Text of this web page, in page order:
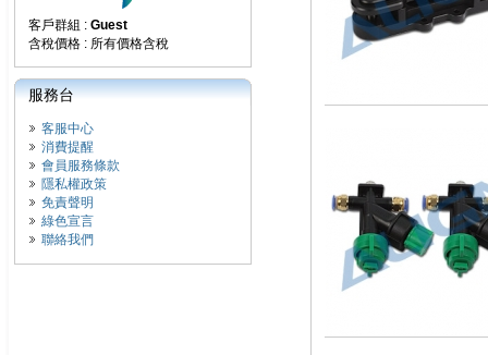
客戶群組 : Guest
含稅價格 : 所有價格含稅
服務台
客服中心
消費提醒
會員服務條款
隱私權政策
免責聲明
綠色宣言
聯絡我們